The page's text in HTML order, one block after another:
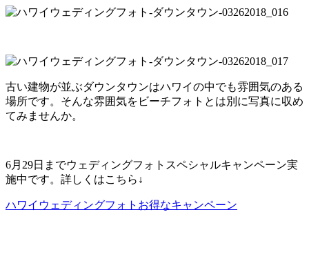
古い建物が並ぶダウンタウンはハワイの中でも雰囲気のある
場所です。そんな雰囲気をビーチフォトとは別に写真に収め
てみませんか。
6月29日までウェディングフォトスペシャルキャンペーン実
施中です。詳しくはこちら↓
ハワイウェディングフォトお得なキャンペーン